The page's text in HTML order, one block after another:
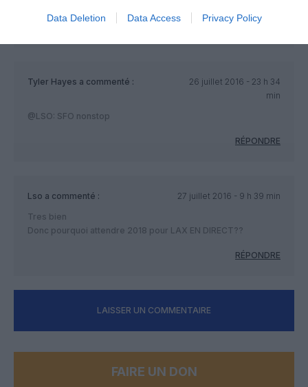
Data Deletion Data Access Privacy Policy
RÉPONDRE
Tyler Hayes a commenté :
26 juillet 2016 - 23 h 34
min
@LSO: SFO nonstop
RÉPONDRE
Lso a commenté :
27 juillet 2016 - 9 h 39 min
Tres bien
Donc pourquoi attendre 2018 pour LAX EN DIRECT??
RÉPONDRE
LAISSER UN COMMENTAIRE
FAIRE UN DON